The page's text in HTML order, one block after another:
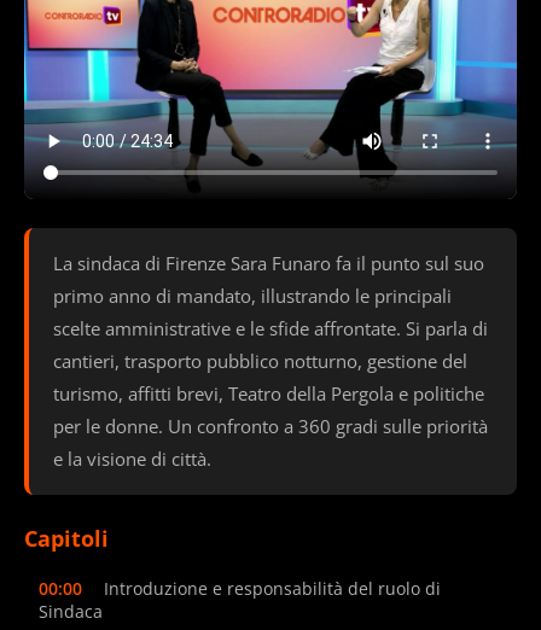
La sindaca di Firenze Sara Funaro fa il punto sul suo
primo anno di mandato, illustrando le principali
scelte amministrative e le sfide affrontate. Si parla di
cantieri, trasporto pubblico notturno, gestione del
turismo, affitti brevi, Teatro della Pergola e politiche
per le donne. Un confronto a 360 gradi sulle priorità
e la visione di città.
Capitoli
00:00
Introduzione e responsabilità del ruolo di
Sindaca